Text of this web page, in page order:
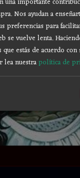
Nos ayudan a
preferencias para
se vuelve lenta.
estás de acuerdo con
lea nuestrapolítica de